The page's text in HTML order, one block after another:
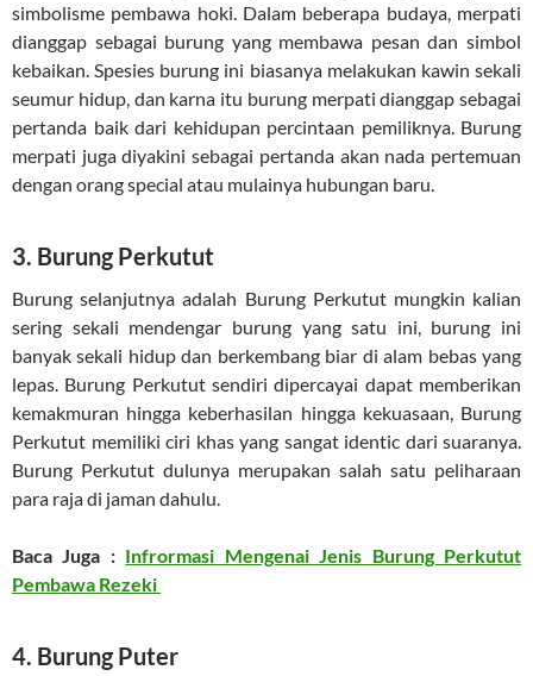
simbolisme pembawa hoki. Dalam beberapa budaya, merpati
dianggap sebagai burung yang membawa pesan dan simbol
kebaikan. Spesies burung ini biasanya melakukan kawin sekali
seumur hidup, dan karna itu burung merpati dianggap sebagai
pertanda baik dari kehidupan percintaan pemiliknya. Burung
merpati juga diyakini sebagai pertanda akan nada pertemuan
dengan orang special atau mulainya hubungan baru.
3. Burung Perkutut
Burung selanjutnya adalah Burung Perkutut mungkin kalian
sering sekali mendengar burung yang satu ini, burung ini
banyak sekali hidup dan berkembang biar di alam bebas yang
lepas. Burung Perkutut sendiri dipercayai dapat memberikan
kemakmuran hingga keberhasilan hingga kekuasaan, Burung
Perkutut memiliki ciri khas yang sangat identic dari suaranya.
Burung Perkutut dulunya merupakan salah satu peliharaan
para raja di jaman dahulu.
Baca Juga : Infrormasi Mengenai Jenis Burung Perkutut
Pembawa Rezeki
4. Burung Puter